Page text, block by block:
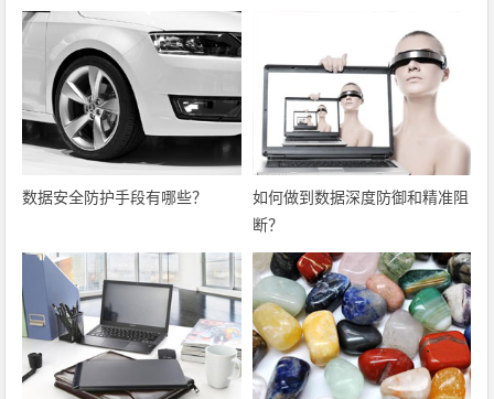
数据安全防护手段有哪些？
如何做到数据深度防御和精准阻
断？